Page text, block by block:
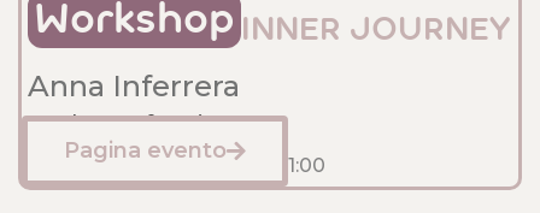
Workshop INNER JOURNEY
Anna Inferrera
Sede: Anfossi
Febbraio 1, 2025 19:00 - 21:00
Pagina evento